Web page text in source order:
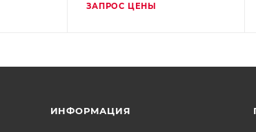
ЗАПРОС ЦЕНЫ
ИНФОРМАЦИЯ